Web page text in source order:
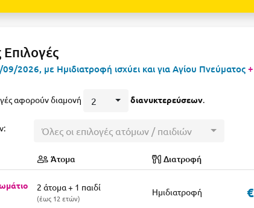
Επιλογές
2026, με Ημιδιατροφή ισχύει και για Αγίου Πνεύματος
αφορούν διαμονή 2 διανυκτερεύσεων.
Όλες οι επιλογές ατόμων / παιδιών
Άτομα Διατροφή
2 άτομα + 1 παιδί
έως 12 ετών
Ημιδιατροφή